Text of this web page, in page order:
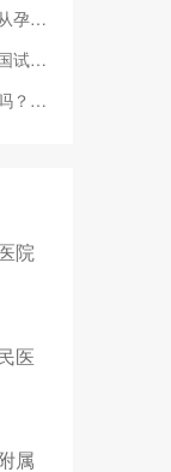
别？
件？
何？
院
医
属